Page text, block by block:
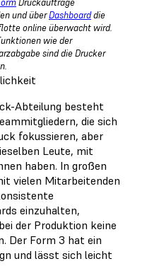
und überDashboarddie
online überwacht wird.
wie der
sind die Drucker
Abteilung besteht
die sich
fokussieren, aber
Leute, mit
haben. In großen
vielen Mitarbeitenden
einzuhalten,
der Produktion keine
Der Form 3 hat ein
und lässt sich leicht